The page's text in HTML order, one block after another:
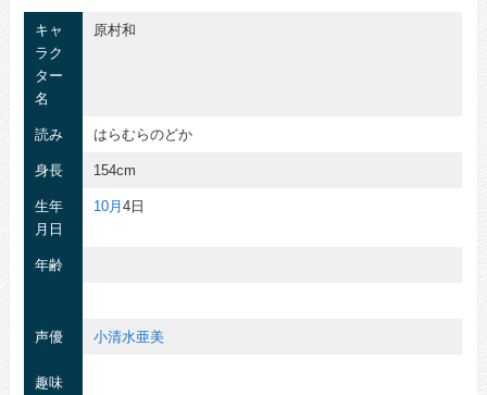
キャ
ラク
ター
名
原村和
読み はらむらのどか
身長 154cm
生年
月日
10月4日
年齢
声優 小清水亜美
趣味